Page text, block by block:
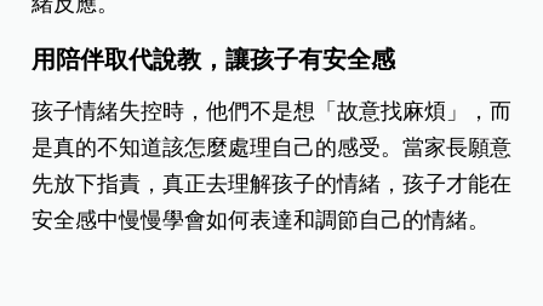
用陪伴取代說教，讓孩子有安全感
孩子情緒失控時，他們不是想「故意找麻煩」，而
是真的不知道該怎麼處理自己的感受。當家長願意
先放下指責，真正去理解孩子的情緒，孩子才能在
安全感中慢慢學會如何表達和調節自己的情緒。